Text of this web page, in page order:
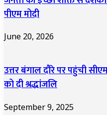
पीएम मोदी
June 20, 2026
उत्तर बंगाल दौरे पर पहुंची
को दी श्रद्धांजलि
September 9, 2025